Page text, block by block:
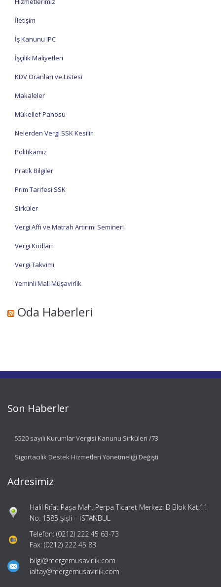
İletişim
İş Kanunu IPC
İşçilik Maliyetleri
KDV Oranları ve Listesi
Makaleler
Mükellef Panosu
Nelerden Vergi SSK Kesilir
Politikamız
Pratik Bilgiler
Prim Tarifesi SSK
Sirküler
Vergi Affı ve Matrah Artırımı Semineri
Vergi Kodları
Vergi Takvimi
Yeminli Mali Müşavirlik
Oda Haberleri
Son Haberler
5520 sayılı Kurumlar Vergisi Kanunu Sirküleri /73
Sigortacılık Destek Hizmetleri Yönetmeliği Değişti
Adresimiz
Halil Rıfat Paşa Mah. Perpa Ticaret Merkezi B Blok Kat:11
No: 1585 Şişli – İSTANBUL
Telefon: (0212) 222 45 63-73
Fax: (0212) 222 45 83
bilgi@mergemusavirlik.com
ialtay@mergemusavirlik.com